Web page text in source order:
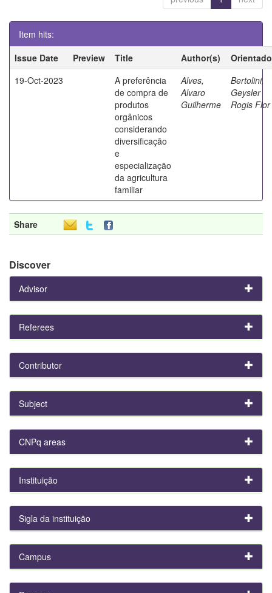
Item hits:
Issue Date
Preview Title Author(s)
19-Oct-2023
A preferência
de compra de
produtos
orgânicos
considerando
diversificação
e
especialização
da agricultura
familiar
Alves,
Alvaro
Guilherme
Bertolini,
Geysler
Rogis Flor
Share
Discover
Advisor
Referees
Contributor
Subject
CNPq areas
Instituição
Sigla da instituição
Campus